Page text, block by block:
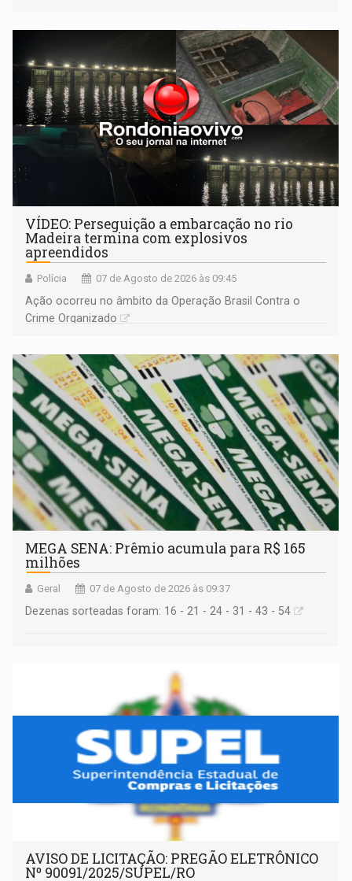
bolo e canto de parabéns dedicado aos pais
VÍDEO: Perseguição a embarcação no rio
Madeira termina com explosivos
apreendidos
Polícia 07 de Agosto de 2026 às 09:45
Ação ocorreu no âmbito da Operação Brasil Contra o
Crime Organizado
MEGA SENA: Prêmio acumula para R$ 165
milhões
Geral 07 de Agosto de 2026 às 09:37
Dezenas sorteadas foram: 16 - 21 - 24 - 31 - 43 - 54
AVISO DE LICITAÇÃO: PREGÃO ELETRÔNICO
Nº 90091/2025/SUPEL/RO